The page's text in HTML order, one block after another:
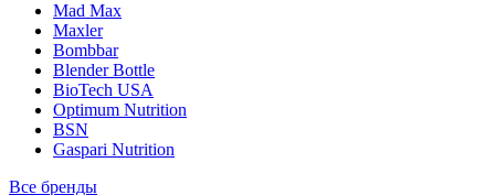
Mad Max
Maxler
Bombbar
Blender Bottle
BioTech USA
Optimum Nutrition
BSN
Gaspari Nutrition
Все бренды